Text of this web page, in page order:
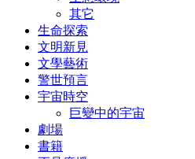
其它
生命探索
文明新見
文學藝術
警世預言
宇宙時空
巨變中的宇宙
劇場
書籍